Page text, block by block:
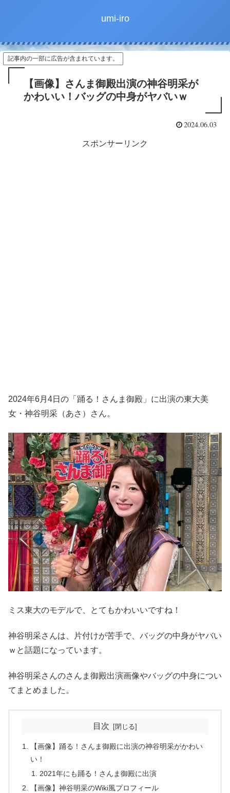
umi-iro
記事内の一部に広告が含まれています。
【画像】さんま御殿出演の神谷明采が
かわいい！バッグの中身がヤバいｗ
2024.06.03
スポンサーリンク
2024年6月4日の「踊る！さんま御殿」に出演の東大美
女・神谷明采（あさ）さん。
ミス東大のモデルで、とてもかわいいですね！
神谷明采さんは、片付けが苦手で、バッグの中身がヤバい
ｗと話題になっています。
神谷明采さんのさんま御殿出演画像やバッグの中身につい
てまとめました。
目次
【画像】踊る！さんま御殿に出演の神谷明采がかわい
い！
2021年にも踊る！さんま御殿に出演
【画像】神谷明采のWiki風プロフィール